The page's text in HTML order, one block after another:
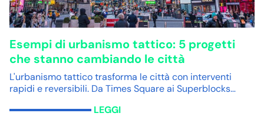
Esempi di urbanismo tattico: 5 progetti
che stanno cambiando le città
L'urbanismo tattico trasforma le città con interventi
rapidi e reversibili. Da Times Square ai Superblocks…
LEGGI